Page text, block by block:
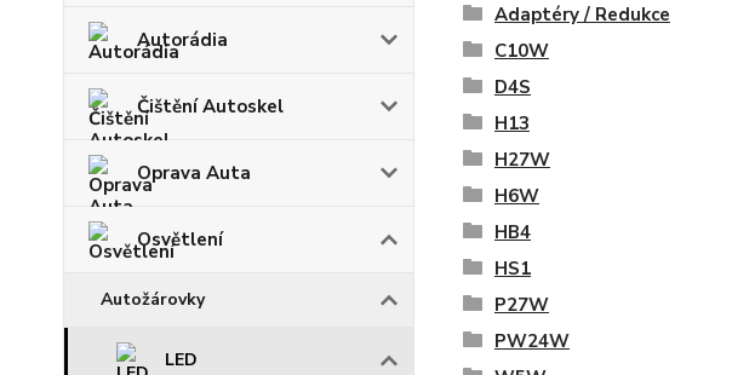
Autorádia
Čištění Autoskel
Oprava Auta
Osvětlení
Autožárovky
LED
Adaptéry / Redukce
C10W
D4S
H13
H27W
H6W
HB4
HS1
P27W
PW24W